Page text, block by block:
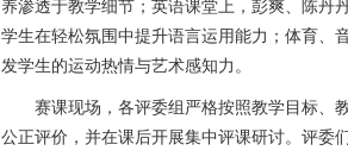
养渗透于教学细节；英语课堂上，彭爽、陈丹
学生在轻松氛围中提升语言运用能力；体育、
发学生的运动热情与艺术感知力。
赛课现场，各评委组严格按照教学目标、
公正评价，并在课后开展集中评课研讨。评委